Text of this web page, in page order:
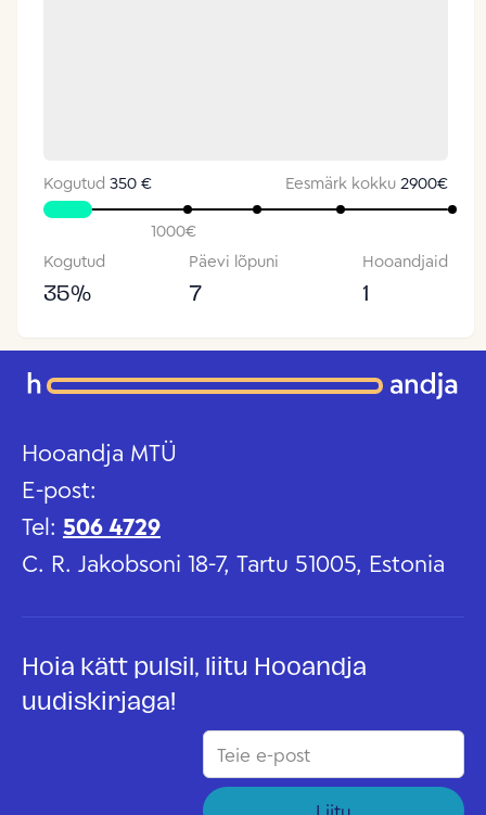
Kogutud 350 € Eesmärk kokku 2900€
1000€
Kogutud
35%
Päevi lõpuni
7
Hooandjaid
1
Hooandja MTÜ
E-post:
Tel: 506 4729
C. R. Jakobsoni 18-7, Tartu 51005, Estonia
Hoia kätt pulsil, liitu Hooandja
uudiskirjaga!